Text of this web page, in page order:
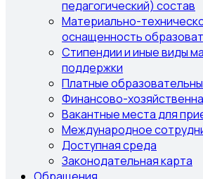
педагогический) состав
Материально-
оснащенность
Стипендии и иные виды
поддержки
Платные
Финансово-
Вакантные места для
Международное
Доступная среда
Законодательная карта